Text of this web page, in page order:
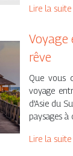
Lire la suite
Voyage
rêve
Que vous
voyage
d’Asie du
paysages à
Lire la suite